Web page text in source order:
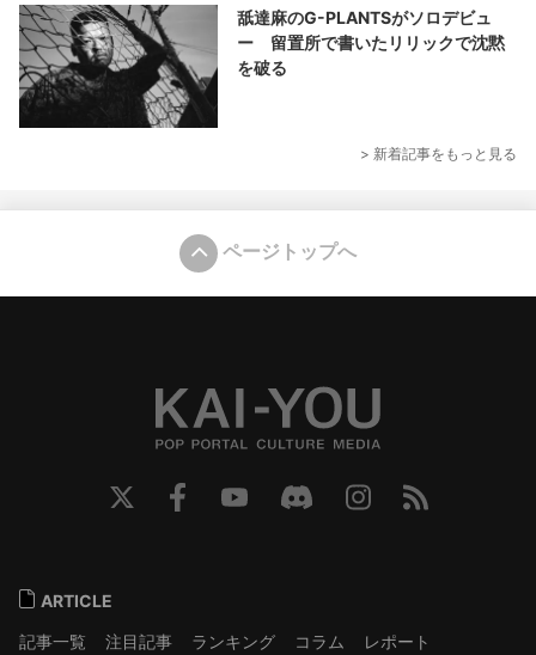
舐達麻のG-PLANTSがソロデビュ
ー 留置所で書いたリリックで沈黙
を破る
> 新着記事をもっと見る
ページトップへ
ARTICLE
記事一覧
注目記事 ランキング コラム
レポート